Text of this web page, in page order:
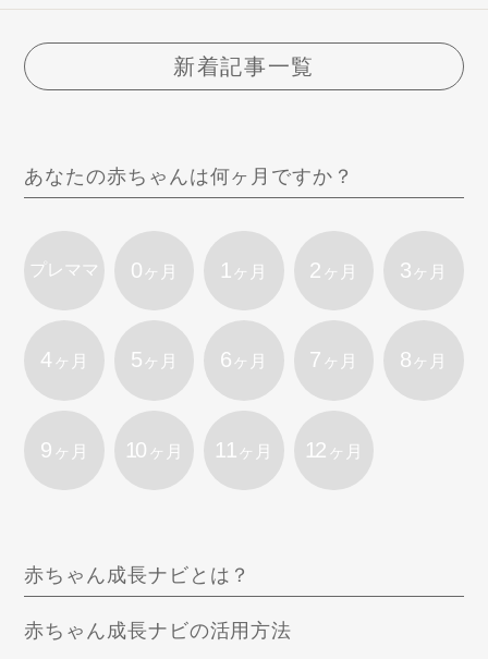
新着記事一覧
あなたの赤ちゃんは何ヶ月ですか？
プレママ 0 ヶ月 1 ヶ月 2 ヶ月 3 ヶ月
4 ヶ月 5 ヶ月 6 ヶ月 7 ヶ月 8 ヶ月
9 ヶ月 10 ヶ月 11 ヶ月 12 ヶ月
赤ちゃん成長ナビとは？
赤ちゃん成長ナビの活用方法